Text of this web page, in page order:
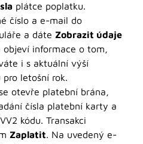
plátce poplatku.
číslo a e-mail do
a dáte Zobrazit údaje
objeví informace o tom,
i s aktuální výší
pro letošní rok.
se otevře platební brána,
čísla platební karty a
kódu. Transakci
Zaplatit. Na uvedený e-